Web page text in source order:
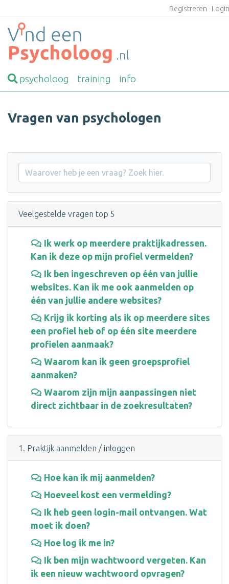
Registreren
psycholoog training info
Vragen van psychologen
Veelgestelde vragen top 5
Ik werk op meerdere praktijkadressen.
Kan ik deze op mijn profiel vermelden?
Ik ben ingeschreven op één van jullie
websites. Kan ik me ook aanmelden op
één van jullie andere websites?
Krijg ik korting als ik op meerdere sites
een profiel heb of op één site meerdere
profielen aanmaak?
Waarom kan ik geen groepsprofiel
aanmaken?
Waarom zijn mijn aanpassingen niet
direct zichtbaar in de zoekresultaten?
1. Praktijk aanmelden / inloggen
Hoe kan ik mij aanmelden?
Hoeveel kost een vermelding?
Ik heb geen login-mail ontvangen. Wat
moet ik doen?
Hoe log ik me in?
Ik ben mijn wachtwoord vergeten. Kan
ik een nieuw wachtwoord opvragen?